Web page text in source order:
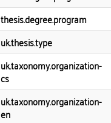
thesis.degree.program
uk.thesis.type
uk.taxonomy.organization-
cs
uk.taxonomy.organization-
en